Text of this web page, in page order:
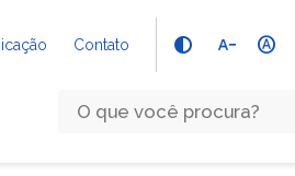
Contato text_decrease hdr_auto